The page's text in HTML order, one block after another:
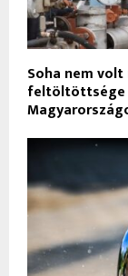
Soha nem
feltöltöttsége